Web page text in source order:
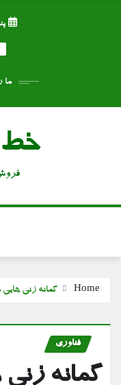
ما
خط
فروش
Home گمانه زنی
فناوری
گمانه زنی